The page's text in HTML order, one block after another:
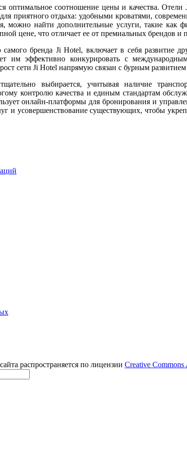
оптимальное соотношение цены и качества.
приятного отдыха: удобными кроватями,
можно найти дополнительные услуги, такие как
цене, что отличает ее от премиальных брендов
бренда Ji Hotel, включает в себя развитие
им эффективно конкурировать с
сети Ji Hotel напрямую связан с бурным
тщательно выбирается, учитывая наличие
контролю качества и единым стандартам
онлайн-платформы для бронирования и
и усовершенствование существующих, чтобы
распространяется по лицензии Creative